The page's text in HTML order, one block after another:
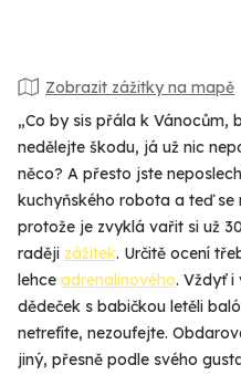
Zobrazit zážitky na mapě
„Co by sis přála k Vánocům,
nedělejte škodu, já už nic
něco? A přesto jste
kuchyňského robota a teď se
protože je zvyklá vařit si už
raději zážitek. Určitě ocení
lehce adrenalinového. Vždyť i
dědeček s babičkou letěli
netrefíte, nezoufejte.
jiný, přesně podle svého